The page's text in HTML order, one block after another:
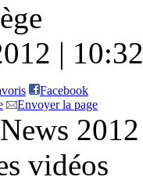
| 10:32
Facebook
Envoyer la page
2012
vidéos